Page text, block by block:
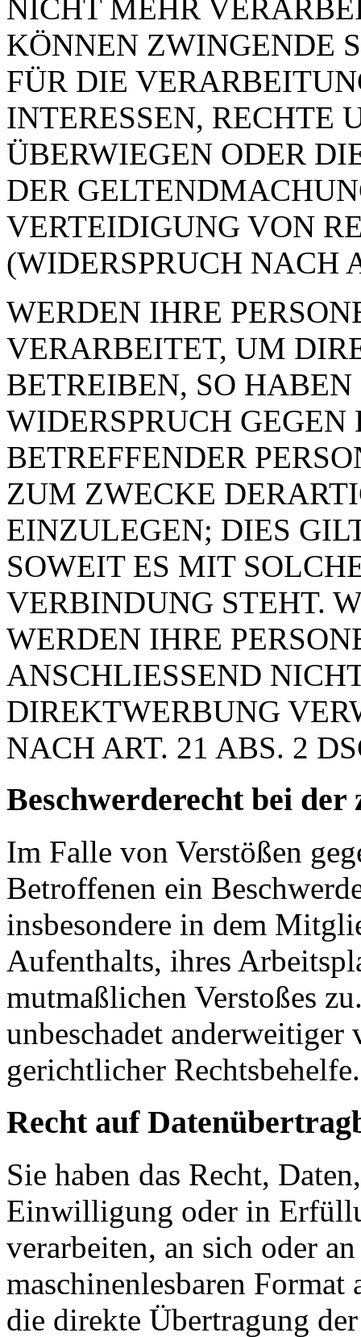
NICHT MEHR
KÖNNEN ZWINGENDE
FÜR DIE
INTERESSEN, RECHTE
ÜBERWIEGEN ODER
DER
VERTEIDIGUNG VON
(WIDERSPRUCH NACH
WERDEN IHRE
VERARBEITET, UM
BETREIBEN, SO
WIDERSPRUCH
BETREFFENDER
ZUM ZWECKE
EINZULEGEN; DIES
SOWEIT ES MIT
VERBINDUNG STEHT.
WERDEN IHRE
ANSCHLIESSEND
DIREKTWERBUNG
NACH ART. 21 ABS. 2
Beschwerde­recht bei
Im Falle von Verstößen
Betroffenen ein
insbesondere in dem
Aufenthalts, ihres
mutmaßlichen Verstoßes
unbeschadet
gerichtlicher Rechtsbehelfe.
Recht auf
Sie haben das Recht,
Einwilligung oder in
verarbeiten, an sich oder
maschinenlesbaren Format
die direkte Übertragung